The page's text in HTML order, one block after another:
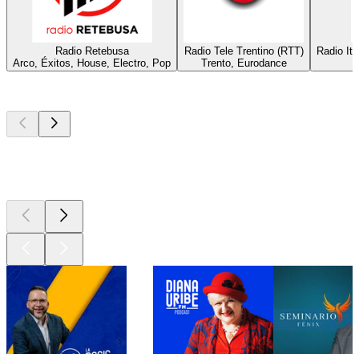
Radio Retebusa
Arco, Éxitos, House, Electro, Pop
Radio Tele Trentino (RTT)
Trento, Eurodance
Radio